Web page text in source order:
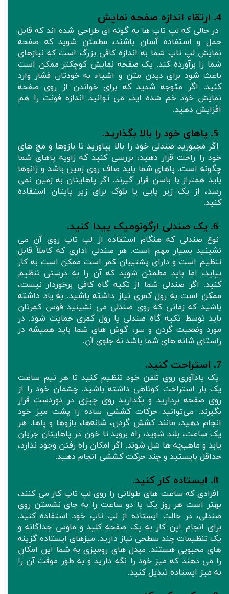
4. ارتقاء اندازه صفحه نمایش
در حالی که لپ تاپ ها به گونه ای طراحی شده اند که قابل
حمل و استفاده آسان باشند، مطمئن شوید که صفحه
نمایش لپ تاپ شما به اندازه کافی بزرگ است که نیازهای
شما را برآورده کند. یک صفحه نمایش کوچکتر ممکن است
باعث شود برای دیدن متن و اشیاء به خودتان فشار وارد
کنید. اگر متوجه شدید که برای خواندن از روی صفحه
نمایش خود خم شده اید، می توانید اندازه فونت را هم
افزایش دهید.
اگر مجبورید صندلی خود را بالا بیاورید تا بازوها و مچ های
خود را راحت قرار دهید، بررسی کنید که زاویه پاهای شما
چگونه است. پاهای شما باید صاف روی زمین باشد و زانوها
باید همتراز با باسن قرار گیرند. اگر پاهایتان به زمین نمی
رسد، از یک زیر پایی یا بلوک برای زیر پایتان استفاده
کنید.
نوع صندلی که هنگام استفاده از لپ تاپ روی آن می
نشینید بسیار مهم است. هر صندلی اداری که کاملاً قابل
تنظیم است و دارای پشتیبان کمر است ممکن است به کار
بیاید، اما باید مطمئن شوید که آن را به درستی تنظیم
کنید. اگر صندلی شما از تکیه گاه کافی برخوردار نیست،
ممکن است به رول کمری نیاز داشته باشید. به یاد داشته
باشید که زمانی که روی صندلی می نشینید قوس کمرتان
باید توسط تکیه گاه صندلی یا رول کمری حمایت شود. در
مورد وضعیت گردن و سر، گوش های شما باید همیشه در
راستای شانه های شما باشد نه جلوی آن.
7. استراحت کنید.
یک یادآوری روی تلفن خود تنظیم کنید تا هر نیم ساعت
یک بار استراحت کوتاهی داشته باشید. چشمان خود را از
روی صفحه بردارید و بگذارید روی چیزی در دوردست قرار
بگیرند. می‌توانید حرکات کششی ساده را پشت میز خود
انجام دهید، مانند کشش گردن، شانه‌ها، بازوها و پاها. هر
یک ساعت، بلند شوید، راه بروید تا خون در پاهایتان جریان
یابد و ماهیچه ها شل شوند. اگر امکان راه رفتن وجود ندارد،
حداقل بایستید و چند حرکت کششی انجام دهید.
افرادی که ساعت های طولانی را روی لپ تاپ کار می کنند،
بهتر است هر روز یک یا دو ساعت را به جای نشستن روی
صندلی، در حالت ایستاده از لپ تاپ خود استفاده کنید.
برای انجام این کار به یک صفحه کلید و ماوس جداگانه و
یک تنظیمات چند سطحی نیاز دارید. میزهای ایستاده گزینه
های محبوبی هستند. مبدل های رومیزی به شما این امکان
را می دهند که میز خود را نگه دارید و به طور موقت آن را
به میز ایستاده تبدیل کنید.